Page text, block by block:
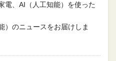
電、AI（人工知能）を使った
）のニュースをお届けしま